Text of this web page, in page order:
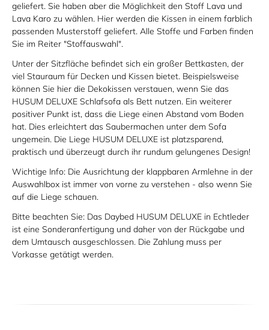
geliefert. Sie haben aber die Möglichkeit den Stoff Lava und
Lava Karo zu wählen. Hier werden die Kissen in einem farblich
passenden Musterstoff geliefert. Alle Stoffe und Farben finden
Sie im Reiter "Stoffauswahl".
Unter der Sitzfläche befindet sich ein großer Bettkasten, der
viel Stauraum für Decken und Kissen bietet. Beispielsweise
können Sie hier die Dekokissen verstauen, wenn Sie das
HUSUM DELUXE Schlafsofa als Bett nutzen. Ein weiterer
positiver Punkt ist, dass die Liege einen Abstand vom Boden
hat. Dies erleichtert das Saubermachen unter dem Sofa
ungemein. Die Liege HUSUM DELUXE ist platzsparend,
praktisch und überzeugt durch ihr rundum gelungenes Design!
Wichtige Info: Die Ausrichtung der klappbaren Armlehne in der
Auswahlbox ist immer von vorne zu verstehen - also wenn Sie
auf die Liege schauen.
Bitte beachten Sie: Das Daybed HUSUM DELUXE in Echtleder
ist eine Sonderanfertigung und daher von der Rückgabe und
dem Umtausch ausgeschlossen. Die Zahlung muss per
Vorkasse getätigt werden.